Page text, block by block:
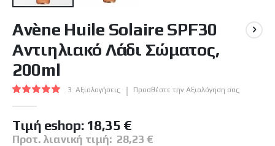
στην
της
συλλογής
εικόνων
Avène Huile Solaire SPF30
Αντιηλιακό Λάδι Σώματος,
200ml
Βαθμολογία:
3 Αξιολογήσεις Προσθέστε την Αξιολόγηση σας
Tιμή eshop: 18,35 €
Προτ. λιανική τιμή: 28,23 €